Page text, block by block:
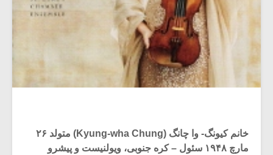
خانم کیونگ- وا چانگ (Kyung-wha Chung) متولد ۲۶
مارچ ۱۹۴۸ سئول – کره جنوبی، ویولنیست و پیشرو